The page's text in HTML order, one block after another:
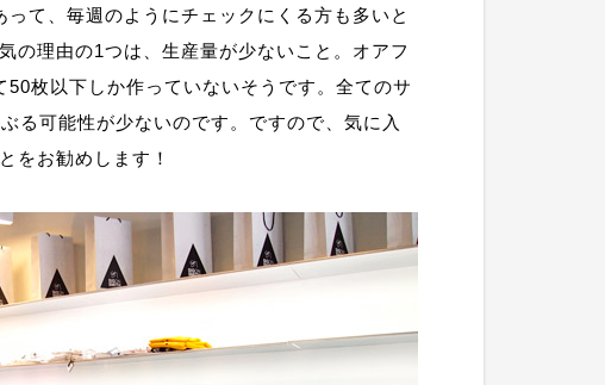
て、毎週のようにチェックにくる方も多いと
の理由の1つは、生産量が少ないこと。オアフ
枚以下しか作っていないそうです。全てのサ
る可能性が少ないのです。ですので、気に入
をお勧めします！